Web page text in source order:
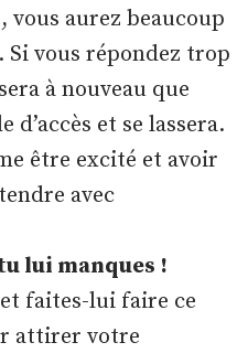
vous aurez beaucoup
Si vous répondez trop
à nouveau que
d’accès et se lassera.
être excité et avoir
avec
lui manques !
faites-lui faire ce
attirer votre